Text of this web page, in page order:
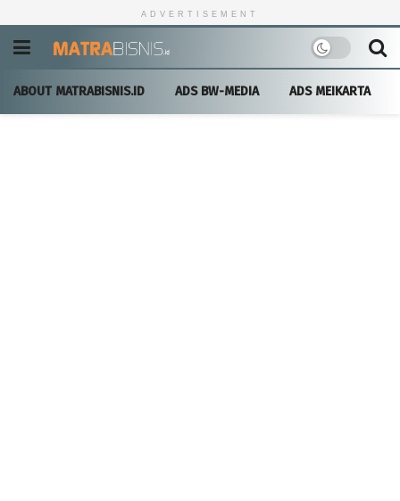
ADVERTISEMENT
ABOUT MATRABISNIS.ID ADS BW-MEDIA ADS MEIKARTA